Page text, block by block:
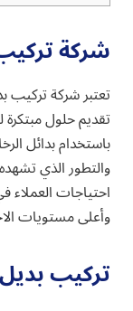
شركة
تعتبر شركة تركيب
تقديم حلول
باستخدام بدائل
والتطور الذي
احتياجات
وأعلى مستويات
تركيب